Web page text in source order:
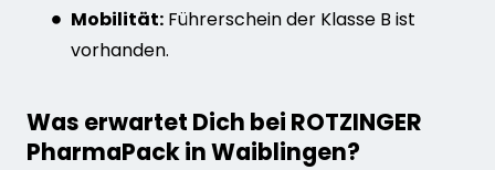
Mobilität: Führerschein der Klasse B ist
vorhanden.
Was erwartet Dich bei ROTZINGER
PharmaPack in Waiblingen?